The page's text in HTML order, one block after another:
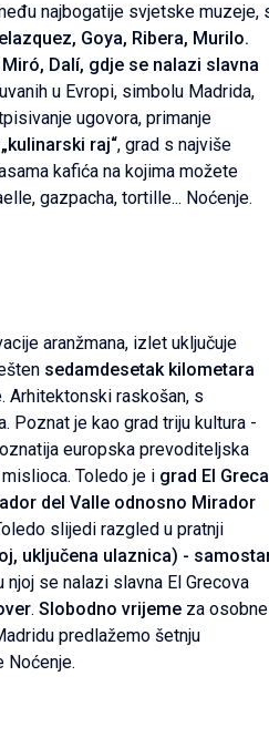
najbogatije svjetske muzeje,
Goya, Ribera, Murilo.
Dalí, gdje se nalazi slavna
u Evropi, simbolu Madrida,
ugovora, primanje
„kulinarski raj“, grad s najviše
kafića na kojima možete
gazpacha, tortille... Noćenje.
aranžmana, izlet uključuje
sedamdesetak kilometara
Arhitektonski raskošan, s
Poznat je kao grad triju kultura -
europska prevoditeljska
Toledo je i grad El Greca
del Valle odnosno Mirador
slijedi razgled u pratnji
uključena ulaznica) -
njoj se nalazi slavna El Grecova
. Slobodno vrijeme za osobne
predlažemo šetnju
Noćenje.